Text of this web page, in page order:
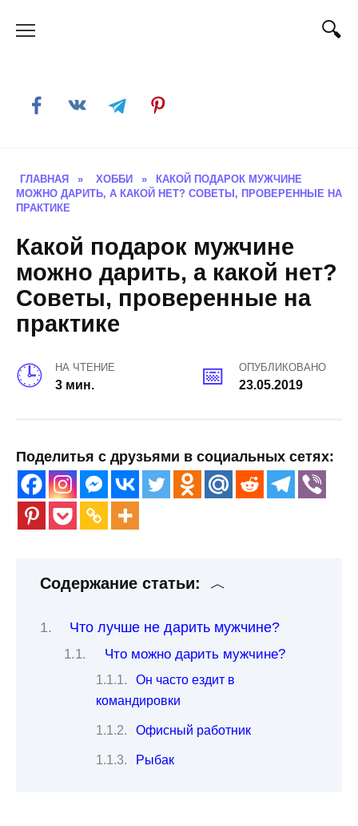
ГЛАВНАЯ » ХОББИ »
КАКОЙ ПОДАРОК МУЖЧИНЕ
МОЖНО ДАРИТЬ, А КАКОЙ НЕТ? СОВЕТЫ, ПРОВЕРЕННЫЕ НА
ПРАКТИКЕ
Какой подарок мужчине
можно дарить, а какой нет?
Советы, проверенные на
практике
НА ЧТЕНИЕ
3 мин.
ОПУБЛИКОВАНО
23.05.2019
Поделитья с друзьями в социальных сетях:
Содержание статьи:
Что лучше не дарить мужчине?
Что можно дарить мужчине?
Он часто ездит в
командировки
Офисный работник
Рыбак